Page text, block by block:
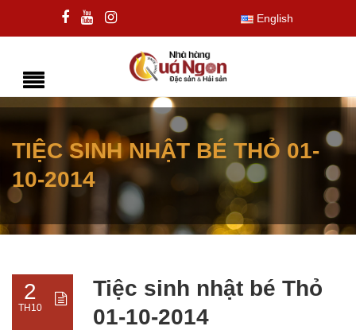
English
TIỆC SINH NHẬT BÉ THỎ 01-
10-2014
2
TH10
Tiệc sinh nhật bé Thỏ
01-10-2014